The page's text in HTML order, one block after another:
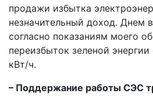
продажи избытка
незначительный доход. Днем
согласно показаниям моего
переизбыток зеленой
кВт/ч.
– Поддержание работы СЭС